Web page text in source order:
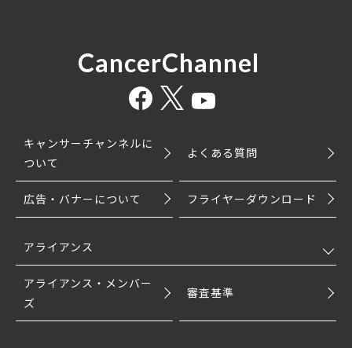
CancerChannel
キャンサーチャンネルに
ついて
よくある質問
広告・バナーについて フライヤーダウンロード
アライアンス
アライアンス・メンバー
ズ
審査基準